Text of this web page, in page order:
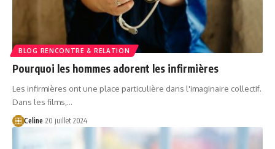
BLOG RENCONTRE & RELATION
Pourquoi les hommes adorent les infirmières
Les infirmières ont une place particulière dans l'imaginaire collectif.
Dans les films,…
Celine 20 juillet 2024